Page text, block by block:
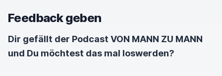
weil du hast ja auch Bass bei mir als Gast
Ja, stimmt. Ja klar.
Feedback geben
Dir gefällt der Podcast VON MANN ZU MANN
und Du möchtest das mal loswerden?